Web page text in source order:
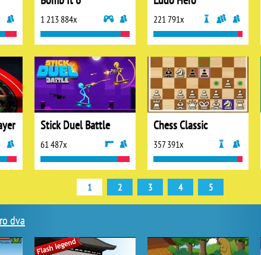
1 213 884x 221 791x
Stick Duel Battle
61 487x
Chess Classic
357 391x
1 2 3 4 5
dva